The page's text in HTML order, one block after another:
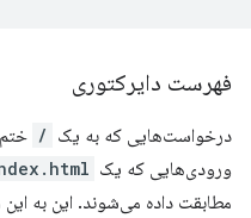
فهرست دایرکتوری
درخواست‌هایی که به یک /
ورودی‌هایی که یک
مطابقت داده می‌شوند. این به